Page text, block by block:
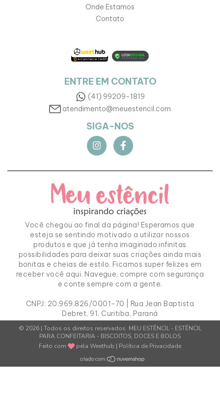
Onde Estamos
Contato
ENTRE EM CONTATO
(41) 99209-1819
atendimento@meuestencil.com
SIGA-NOS
Você chegou ao final da página! Esperamos que
esteja se sentindo motivado a utilizar nossos
produtos e que já tenha imaginado infinitas
possibilidades para deixar suas criações ainda mais
bonitas e cheias de estilo. Ficamos super felizes em
receber você aqui. Navegue, compre com segurança
e conte sempre com a gente.
CNPJ: 20.969.826/0001-70 | Rua Jean Baptista
Debret, 91, Curitiba, Paraná
© 2026 | Todos os direitos reservados. MEU ESTÊNCIL - ESTÊNCIL
PARA CONFEITARIA - BISCOITOS, DOCES E BOLOS
Feito com
pela Weethub | Política de Privacidade